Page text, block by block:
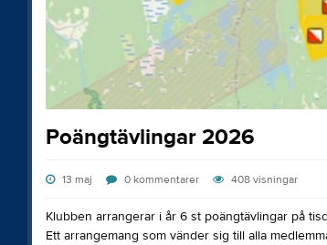
Poängtävlingar 2026
13 maj 0 kommentarer 408visningar
Klubben arrangerar i år 6 st poängtävlingar på
Ett arrangemang som vänder sig till alla